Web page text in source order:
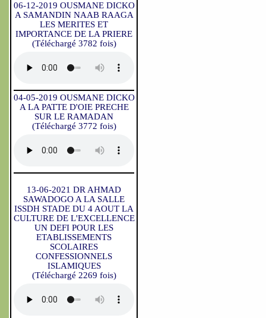
06-12-2019 OUSMANE DICKO
A SAMANDIN NAAB RAAGA
LES MERITES ET
IMPORTANCE DE LA PRIERE
(Téléchargé 3782 fois)
04-05-2019 OUSMANE DICKO
A LA PATTE D'OIE PRECHE
SUR LE RAMADAN
(Téléchargé 3772 fois)
13-06-2021 DR AHMAD
SAWADOGO A LA SALLE
ISSDH STADE DU 4 AOUT LA
CULTURE DE L'EXCELLENCE
UN DEFI POUR LES
ETABLISSEMENTS
SCOLAIRES
CONFESSIONNELS
ISLAMIQUES
(Téléchargé 2269 fois)